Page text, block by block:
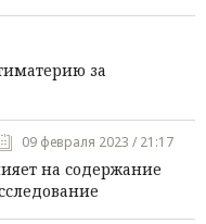
за
09 февраля 2023 / 21:17
на содержание